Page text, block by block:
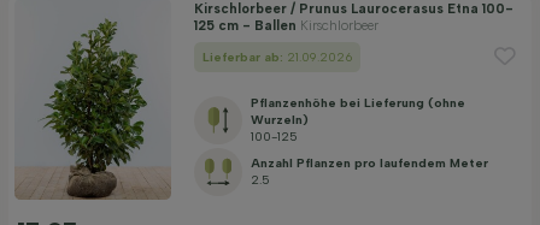
Kirschlorbeer / Prunus Laurocerasus Etna 100-
125 cm - Ballen Kirschlorbeer
Lieferbar ab: 21.09.2026
Pflanzenhöhe bei Lieferung (ohne
Wurzeln)
100-125
Anzahl Pflanzen pro laufendem Meter
2.5